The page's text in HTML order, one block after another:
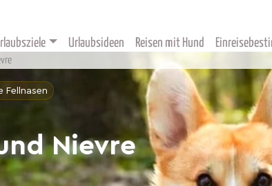
Urlaubsideen Reisen mit Hund
Fellnasen
Nievre